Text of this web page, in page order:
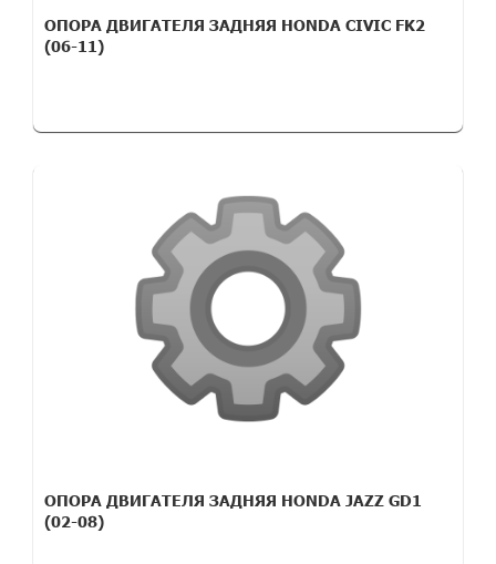
ОПОРА ДВИГАТЕЛЯ ЗАДНЯЯ HONDA CIVIC FK2
(06-11)
ОПОРА ДВИГАТЕЛЯ ЗАДНЯЯ HONDA JAZZ GD1
(02-08)